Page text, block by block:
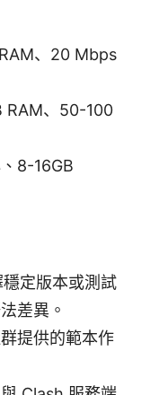
、20 Mbps
RAM、50-100
8-16GB
定版本或測試
差異。
提供的範本作